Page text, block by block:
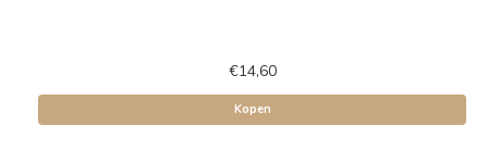
€14,60
Kopen